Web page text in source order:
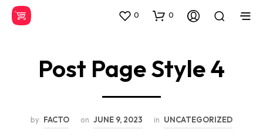
0 0
Post Page Style 4
by FACTO on JUNE 9, 2023 in UNCATEGORIZED